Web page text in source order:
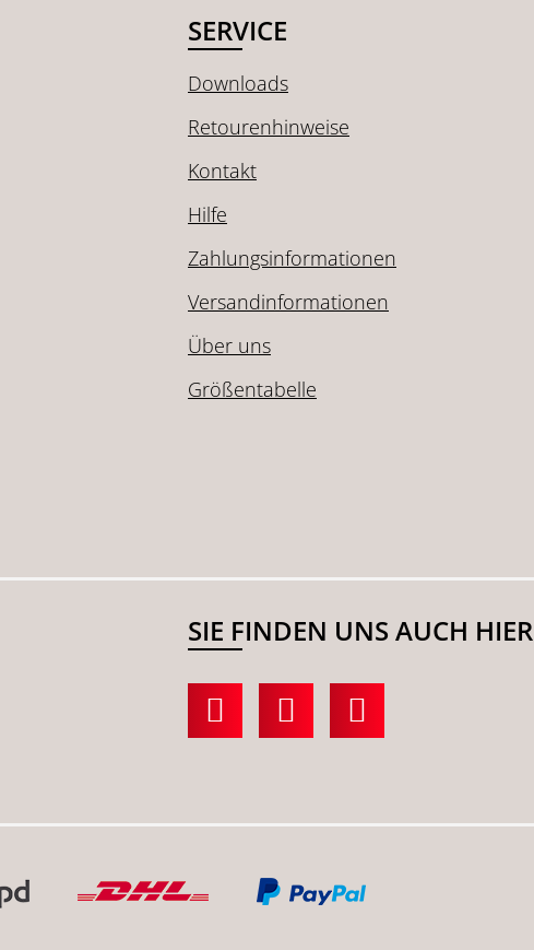
SERVICE
Downloads
Retourenhinweise
Kontakt
Hilfe
Zahlungsinformationen
Versandinformationen
Über uns
Größentabelle
SIE FINDEN UNS AUCH HIER